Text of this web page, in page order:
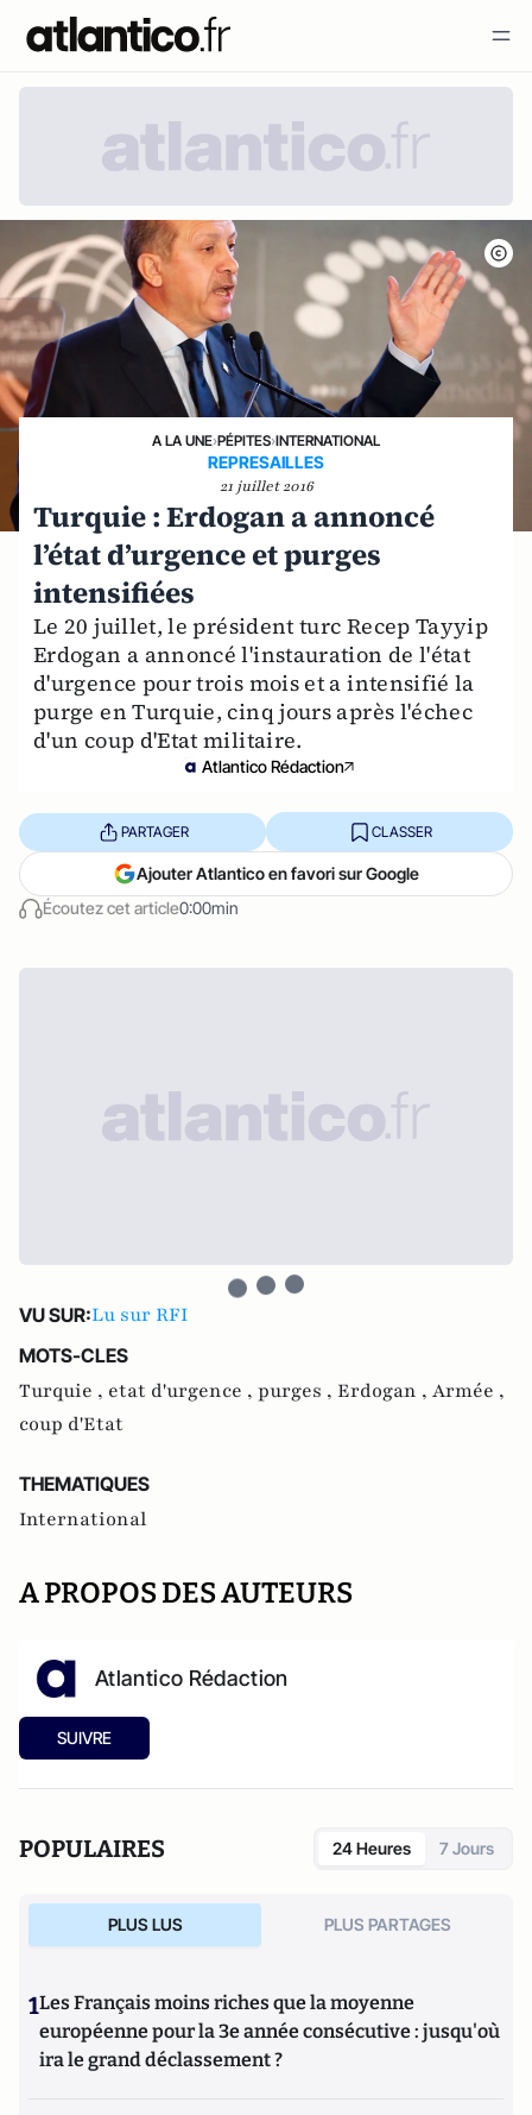
A LA UNE›PÉPITES›INTERNATIONAL
REPRESAILLES
21 juillet 2016
Turquie : Erdogan a annoncé
l’état d’urgence et purges
intensifiées
Le 20 juillet, le président turc Recep Tayyip
Erdogan a annoncé l'instauration de l'état
d'urgence pour trois mois et a intensifié la
purge en Turquie, cinq jours après l'échec
d'un coup d'Etat militaire.
Atlantico Rédaction
Écoutez cet article0:00min
PARTAGER CLASSER
Ajouter Atlantico en favori sur Google
VU SUR:Lu sur RFI
MOTS-CLES
Turquie , etat d'urgence , purges , Erdogan , Armée ,
coup d'Etat
THEMATIQUES
International
A PROPOS DES AUTEURS
Atlantico Rédaction
SUIVRE
POPULAIRES 24 Heures 7 Jours
PLUS LUS PLUS PARTAGES
1Les Français moins riches que la moyenne
européenne pour la 3e année consécutive : jusqu'où
ira le grand déclassement ?